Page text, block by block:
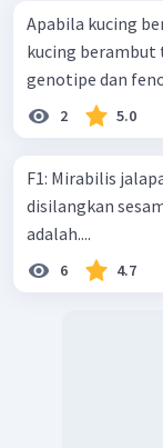
Apabila kucing
kucing berambut
genotipe dan
2 5.0
F1: Mirabilis
disilangkan
adalah....
6 4.7